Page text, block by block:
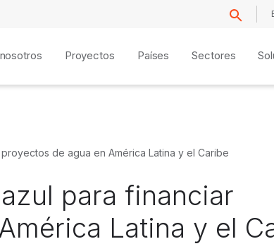
Proyectos Países Sectores
de agua en América Latina y el Caribe
para financiar
Latina y el